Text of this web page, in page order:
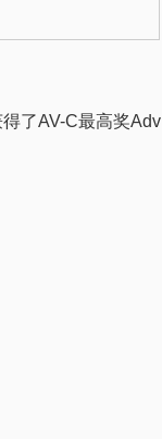
了AV-C最高奖Adv